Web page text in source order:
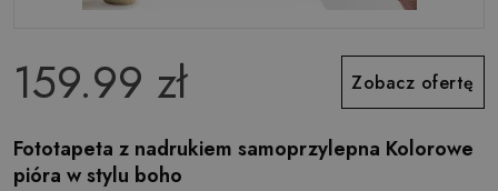
159.99 zł Zobacz ofertę
Fototapeta z nadrukiem samoprzylepna Kolorowe
pióra w stylu boho